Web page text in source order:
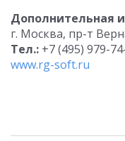
Дополнительная
г. Москва, пр-т
Тел.: +7 (495) 979-
www.rg-soft.ru